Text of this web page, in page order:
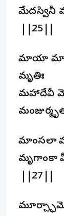
మేదస్వినీ
||25||
మాయా
మృతిః
మహాదేవీ
మాంసలా
మృగాంకా
||27||